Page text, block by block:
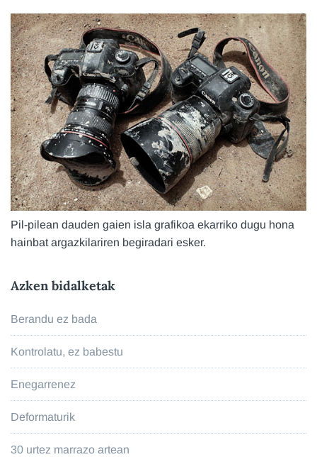
Pil-pilean dauden gaien isla grafikoa ekarriko dugu hona
hainbat argazkilariren begiradari esker.
Azken bidalketak
Berandu ez bada
Kontrolatu, ez babestu
Enegarrenez
Deformaturik
30 urtez marrazo artean